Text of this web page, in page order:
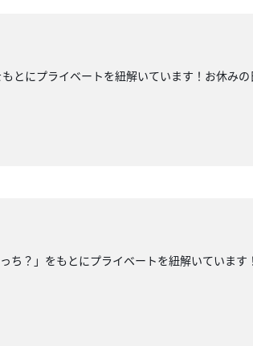
とにプライベートを紐解いています！お休み
ち？」をもとにプライベートを紐解いていま